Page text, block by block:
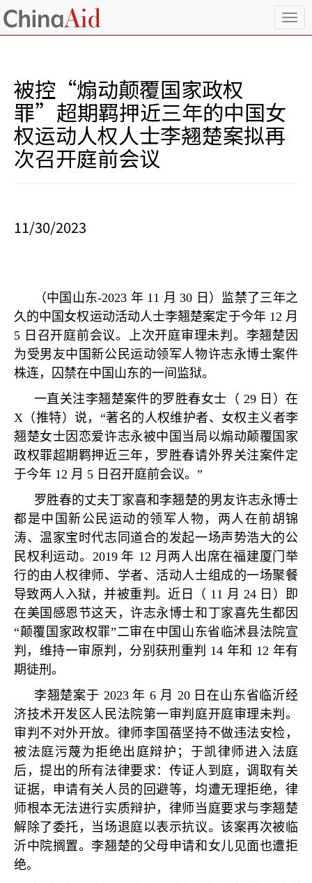
T
o
被控“煽动颠覆国家政权
罪”超期羁押近三年的中国女
权运动人权人士李翘楚案拟再
次召开庭前会议
11/30/2023
（中国山东-2023 年 11 月 30 日）监禁了三年之
久的中国女权运动活动人士李翘楚案定于今年12 月
5 日召开庭前会议。上次开庭审理未判。李翘楚因
为受男友中国新公民运动领军人物许志永博士案件
株连，囚禁在中国山东的一间监狱。
一直关注李翘楚案件的罗胜春女士（ 29 日）在
X （推特）说， “著名的人权维护者、女权主义者李
翘楚女士因恋爱许志永被中国当局以煽动颠覆国家
政权罪超期羁押近三年，罗胜春请外界关注案件定
于今年 12 月 5 日召开庭前会议。 ”
罗胜春的丈夫丁家喜和李翘楚的男友许志永博士
都是中国新公民运动的领军人物，两人在前胡锦
涛、温家宝时代志同道合的发起一场声势浩大的公
民权利运动。 2019年 12 月两人出席在福建厦门举
行的由人权律师、学者、活动人士组成的一场聚餐
导致两人入狱，并被重判。近日（ 11 月 24 日）即
在美国感恩节这天，许志永博士和丁家喜先生都因
“颠覆国家政权罪”二审在中国山东省临沭县法院宣
判，维持一审原判，分别获刑重判 14 年和 12 年有
期徒刑。
李翘楚案于 2023年 6 月 20 日在山东省临沂经
济技术开发区人民法院第一审判庭开庭审理未判。
审判不对外开放。律师李国蓓坚持不做违法安检，
被法庭污蔑为拒绝出庭辩护；于凯律师进入法庭
后，提出的所有法律要求：传证人到庭，调取有关
证据，申请有关人员的回避等，均遭无理拒绝，律
师根本无法进行实质辩护，律师当庭要求与李翘楚
解除了委托，当场退庭以表示抗议。该案再次被临
沂中院搁置。李翘楚的父母申请和女儿见面也遭拒
绝。